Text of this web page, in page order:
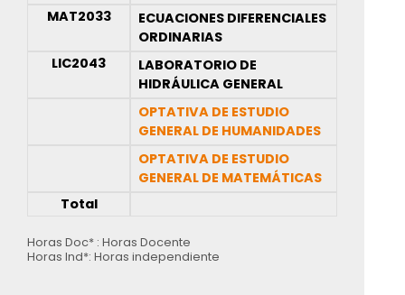
MAT2033
ECUACIONES DIFERENCIALES
ORDINARIAS
LIC2043
LABORATORIO DE
HIDRÁULICA GENERAL
OPTATIVA DE ESTUDIO
GENERAL DE HUMANIDADES
OPTATIVA DE ESTUDIO
GENERAL DE MATEMÁTICAS
Total
Horas Doc* : Horas Docente
Horas Ind*: Horas independiente